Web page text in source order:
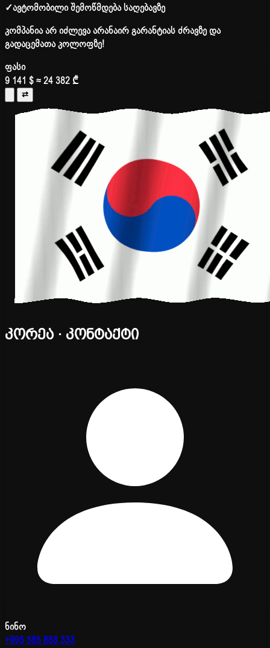
✓ავტომობილი შემოწმდება საღებავზე
კომპანია არ იძლევა არანაირ გარანტიას ძრავზე და
გადაცემათა კოლოფზე!
ფასი
9 141 $≈ 24 382 ₾
⇄
კორეა · კონტაქტი
ნინო
+995 585 888 333